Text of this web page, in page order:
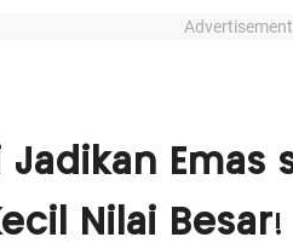
Advertisement
Jadikan Emas
Nilai Besar!